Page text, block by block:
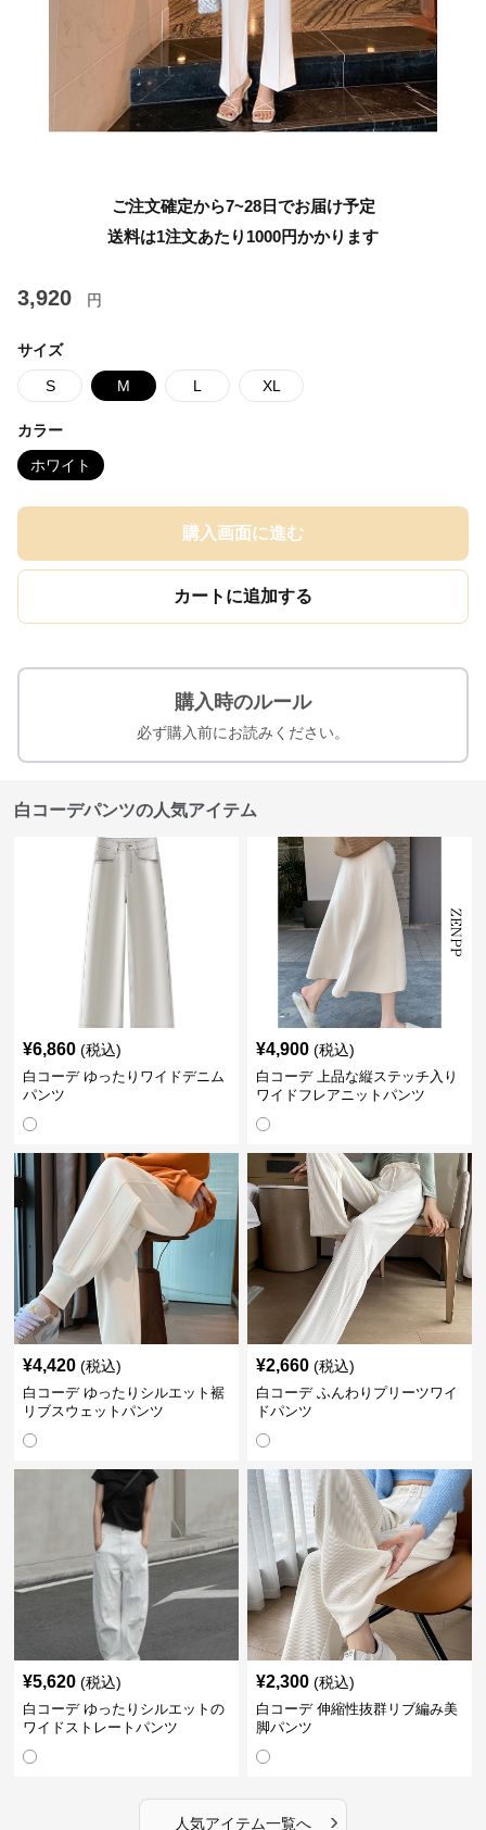
ご注文確定から7~28日でお届け予定
送料は1注文あたり 1000円かかります
3,920 円
サイズ
S M L XL
カラー
ホワイト
購入画面に進む
カートに追加する
購入時のルール
必ず購入前にお読みください。
白コーデパンツの人気アイテム
¥6,860 (税込)
白コーデ ゆったりワイドデニム
パンツ
¥4,900 (税込)
白コーデ 上品な縦ステッチ入り
ワイドフレアニットパンツ
¥4,420 (税込)
白コーデ ゆったりシルエット裾
リブスウェットパンツ
¥2,660 (税込)
白コーデ ふんわりプリーツワイ
ドパンツ
¥5,620 (税込)
白コーデ ゆったりシルエットの
ワイドストレートパンツ
¥2,300 (税込)
白コーデ 伸縮性抜群リブ編み美
脚パンツ
人気アイテム一覧へ ›